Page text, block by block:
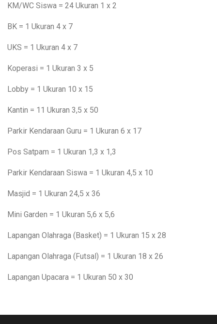
KM/WC Siswa = 24 Ukuran 1 x 2
BK = 1 Ukuran 4 x 7
UKS = 1 Ukuran 4 x 7
Koperasi = 1 Ukuran 3 x 5
Lobby = 1 Ukuran 10 x 15
Kantin = 11 Ukuran 3,5 x 50
Parkir Kendaraan Guru = 1 Ukuran 6 x 17
Pos Satpam = 1 Ukuran 1,3 x 1,3
Parkir Kendaraan Siswa = 1 Ukuran 4,5 x 10
Masjid = 1 Ukuran 24,5 x 36
Mini Garden = 1 Ukuran 5,6 x 5,6
Lapangan Olahraga (Basket) = 1 Ukuran 15 x 28
Lapangan Olahraga (Futsal) = 1 Ukuran 18 x 26
Lapangan Upacara = 1 Ukuran 50 x 30